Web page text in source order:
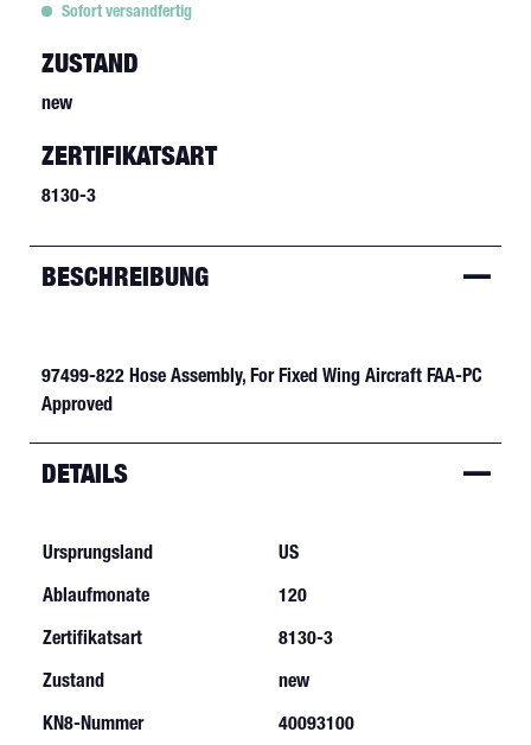
Sofort versandfertig
ZUSTAND
new
ZERTIFIKATSART
8130-3
BESCHREIBUNG
97499-822 Hose Assembly, For Fixed Wing Aircraft FAA-PC
Approved
DETAILS
Ursprungsland
US
Ablaufmonate
120
Zertifikatsart
8130-3
Zustand
new
KN8-Nummer
40093100